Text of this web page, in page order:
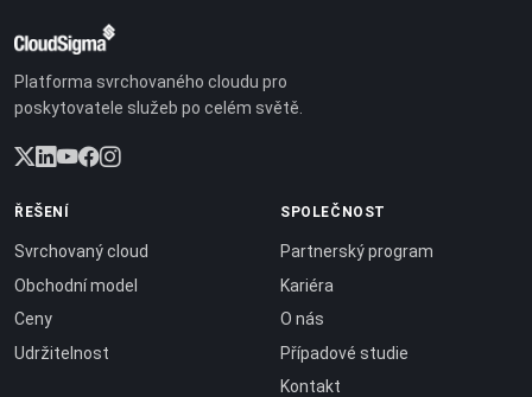
Platforma svrchovaného cloudu pro
poskytovatele služeb po celém světě.
ŘEŠENÍ
Svrchovaný cloud
Obchodní model
Ceny
Udržitelnost
SPOLEČNOST
Partnerský program
Kariéra
O nás
Případové studie
Kontakt